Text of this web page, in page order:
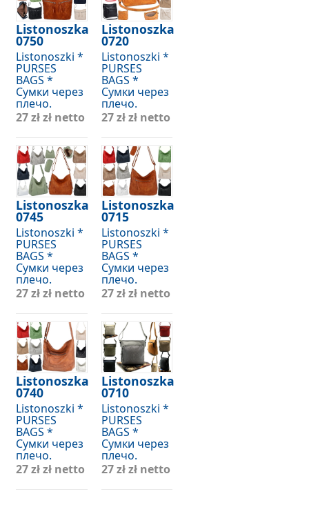
Listonoszka
0750
Listonoszki *
PURSES
BAGS *
Сумки через
плечо.
27 złzł netto
Listonoszka
0745
Listonoszki *
PURSES
BAGS *
Сумки через
плечо.
27 złzł netto
Listonoszka
0740
Listonoszki *
PURSES
BAGS *
Сумки через
плечо.
27 złzł netto
Listonoszka
0720
Listonoszki *
PURSES
BAGS *
Сумки через
плечо.
27 złzł netto
Listonoszka
0715
Listonoszki *
PURSES
BAGS *
Сумки через
плечо.
27 złzł netto
Listonoszka
0710
Listonoszki *
PURSES
BAGS *
Сумки через
плечо.
27 złzł netto